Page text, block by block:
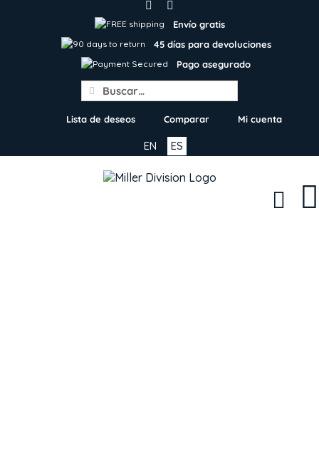
Envío gratis
45 días para devoluciones
Pago asegurado
Search
for:
Lista de deseos Comparar Mi cuenta
ES
EN